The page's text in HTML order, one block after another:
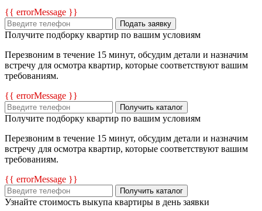
{{ errorMessage }}
Подать заявку
Получите подборку квартир по вашим условиям
Перезвоним в течение 15 минут, обсудим детали и назначим
встречу для осмотра квартир, которые соответствуют вашим
требованиям.
{{ errorMessage }}
Получить каталог
Получите подборку квартир по вашим условиям
Перезвоним в течение 15 минут, обсудим детали и назначим
встречу для осмотра квартир, которые соответствуют вашим
требованиям.
{{ errorMessage }}
Получить каталог
Узнайте стоимость выкупа квартиры в день заявки